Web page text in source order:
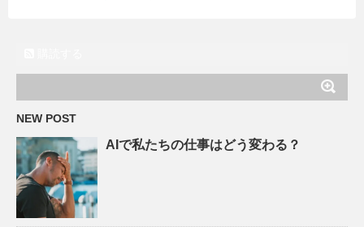
NEW POST
AIで私たちの仕事はどう変わる？